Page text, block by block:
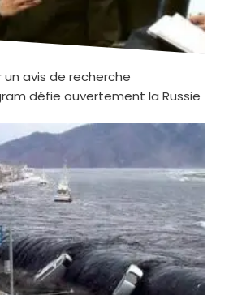
un avis de recherche
défie ouvertement la Russie